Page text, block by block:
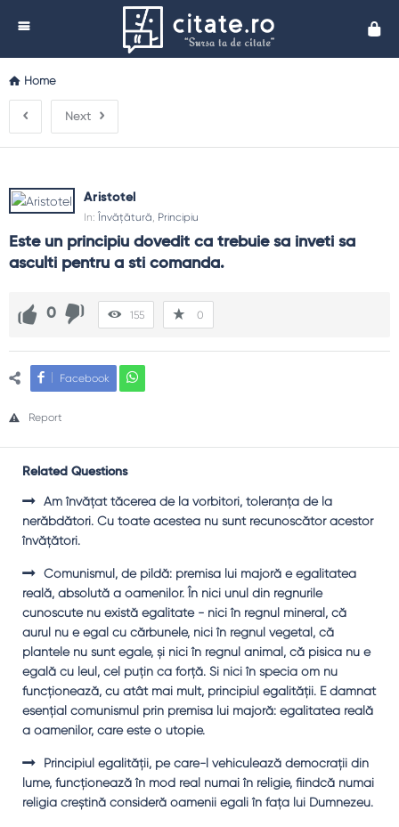
Home
Next
Aristotel
In: Învățătură, Principiu
Este un principiu dovedit ca trebuie sa inveti sa
asculti pentru a sti comanda.
0 155 0
Facebook
Report
Related Questions
Am învăţat tăcerea de la vorbitori, toleranţa de la
nerăbdători. Cu toate acestea nu sunt recunoscător acestor
învăţători.
Comunismul, de pildă: premisa lui majoră e egalitatea
reală, absolută a oamenilor. În nici unul din regnurile
cunoscute nu există egalitate - nici în regnul mineral, că
aurul nu e egal cu cărbunele, nici în regnul vegetal, că
plantele nu sunt egale, şi nici în regnul animal, că pisica nu e
egală cu leul, cel puţin ca forţă. Şi nici în specia om nu
funcţionează, cu atât mai mult, principiul egalităţii. E damnat
esenţial comunismul prin premisa lui majoră: egalitatea reală
a oamenilor, care este o utopie.
Principiul egalităţii, pe care-l vehiculează democraţii din
lume, funcţionează în mod real numai în religie, fiindcă numai
religia creştină consideră oamenii egali în faţa lui Dumnezeu.